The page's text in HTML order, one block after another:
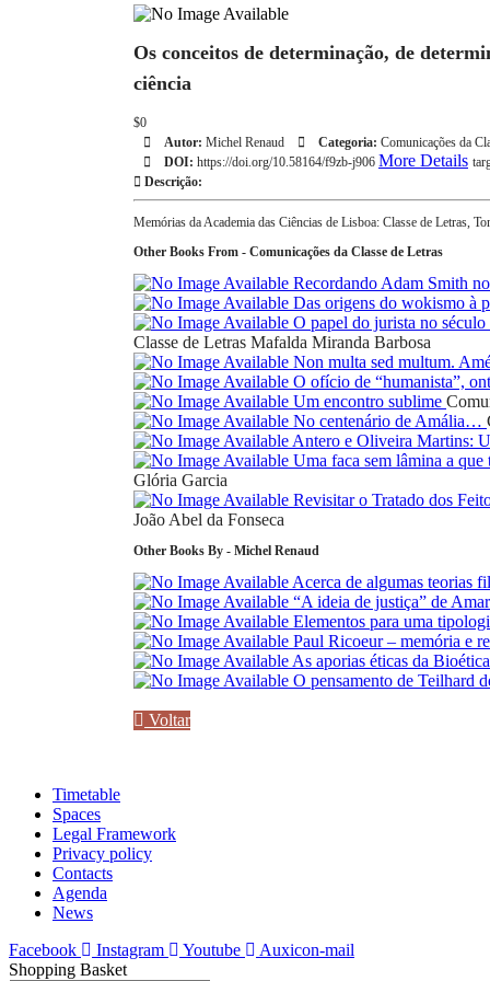
Os conceitos de determinação, de
ciência
$0
Autor: Michel Renaud Categoria: Comunicações da
DOI: https://doi.org/10.58164/f9zb-j906 More Details
Descrição:
Memórias da Academia das Ciências de Lisboa: Classe de Letras,
Other Books From - Comunicações da Classe de Letras
Recordando Adam Smith
Das origens do wokismo à
O papel do jurista no
Classe de Letras Mafalda Miranda Barbosa
Non multa sed multum.
O ofício de “humanista”,
Um encontro sublime
No centenário de Amália…
Antero e Oliveira Martins:
Uma faca sem lâmina a
Glória Garcia
Revisitar o Tratado dos
João Abel da Fonseca
Other Books By - Michel Renaud
Acerca de algumas teorias
“A ideia de justiça” de
Elementos para uma
Paul Ricoeur – memória e
As aporias éticas da
O pensamento de Teilhard
Voltar
Timetable
Spaces
Legal Framework
Privacy policy
Contacts
Agenda
News
Facebook
Instagram Youtube
Auxicon-mail
Shopping Basket